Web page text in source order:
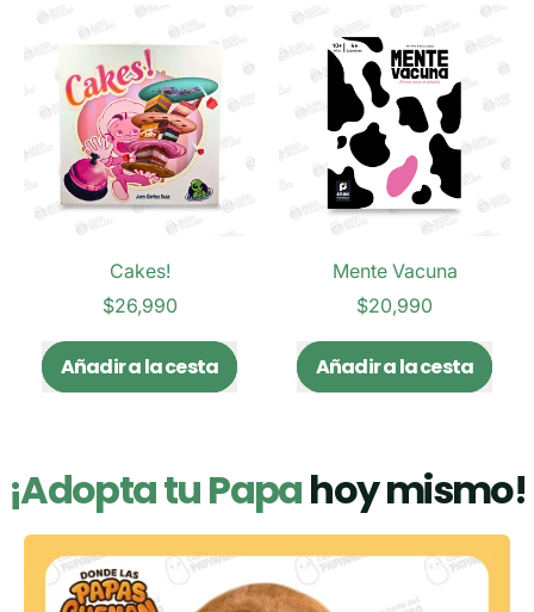
de
Papas
Por
la
Noche
Dodos
Riding
Dinos
-
First
Race
Cakes!
$26,990
Precio habitual
Añadir a la cesta
Mente Vacuna
$20,990
Precio habitual
Añadir a la cesta
¡Adopta tu Papahoy mismo!